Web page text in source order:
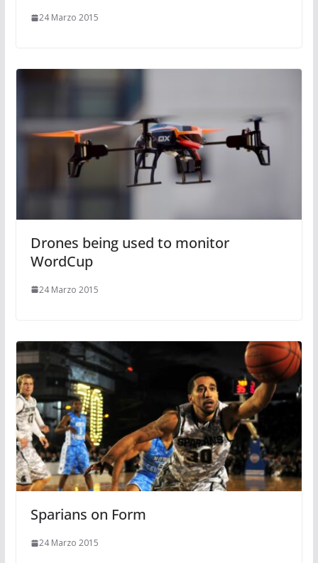
24 Marzo 2015
Drones being used to monitor
WordCup
24 Marzo 2015
Sparians on Form
24 Marzo 2015